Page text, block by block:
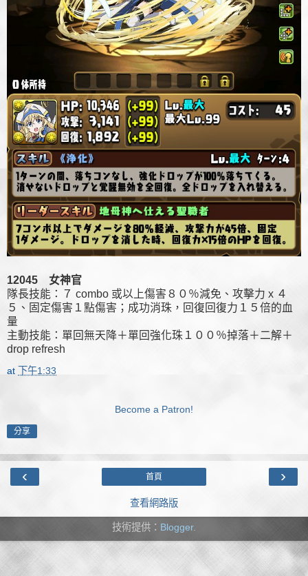
12045 女神官
隊長技能：７ combo 或以上傷害８０％減免、攻擊力 x ４
５、固定傷害１點傷害；成功消珠，回復回復力１５倍的血
量
主動技能：單回無天降＋單回強化珠１００％掉落＋二解＋
drop refresh
at 下午1:33
Become a Patron!
分享
‹ ›
首頁
查看網路版
技術提供： Blogger.